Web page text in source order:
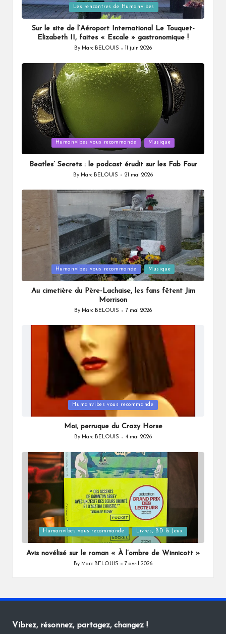
in
Les rencontres de Humanvibes
Sur le site de l’Aéroport International Le Touquet-
Elizabeth II, faites « Escale » gastronomique !
Posted
By Marc BELOUIS 11 juin 2026
in
Humanvibes vous recommande Musique
Beatles’ Secrets : le podcast érudit sur les Fab Four
Posted
By Marc BELOUIS 21 mai 2026
in
Humanvibes vous recommande Musique
Au cimetière du Père-Lachaise, les fans fêtent Jim
Morrison
Posted
By Marc BELOUIS 7 mai 2026
in
Humanvibes vous recommande
Moi, perruque du Crazy Horse
Posted
By Marc BELOUIS 4 mai 2026
Posted
in
Humanvibes vous recommande Livres, BD & Jeux
Avis novélisé sur le roman « À l’ombre de Winnicott »
Posted
By Marc BELOUIS 7 avril 2026
Vibrez, résonnez, partagez, changez !